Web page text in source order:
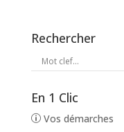
Rechercher
En 1 Clic
Vos démarches